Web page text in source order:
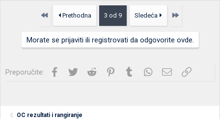
Prvo Prethodna 3 od 9 Sledeća Poslednja
Morate se prijaviti ili registrovati da odgovorite ovde.
Preporučite: Facebook
Twitter Reddit PinterestTumblrWhatsApp
Imejl Link
OC rezultati i rangiranje